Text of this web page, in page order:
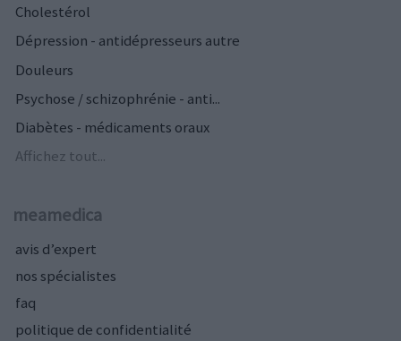
Cholestérol
Dépression - antidépresseurs autre
Douleurs
Psychose / schizophrénie - anti...
Diabètes - médicaments oraux
Affichez tout...
meamedica
avis d’expert
nos spécialistes
faq
politique de confidentialité